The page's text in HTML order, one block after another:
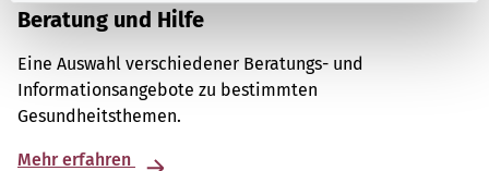
Beratung und Hilfe
Eine Auswahl verschiedener Beratungs- und
Informationsangebote zu bestimmten
Gesundheitsthemen.
Mehr erfahren